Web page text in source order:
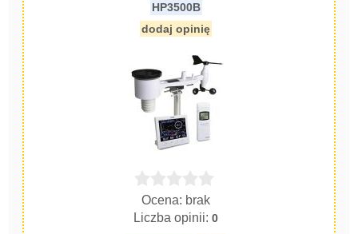
HP3500B
dodaj opinię
Ocena: brak
Liczba opinii:0